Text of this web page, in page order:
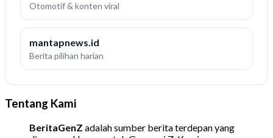
Otomotif & konten viral
mantapnews.id
Berita pilihan harian
Tentang Kami
BeritaGenZ adalah sumber berita terdepan yang